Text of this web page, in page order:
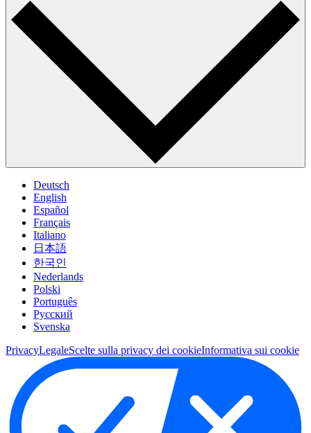
Deutsch
English
Español
Français
Italiano
日本語
한국인
Nederlands
Polski
Português
Pусский
Svenska
PrivacyLegaleScelte sulla privacy dei cookieInformativa sui cookie